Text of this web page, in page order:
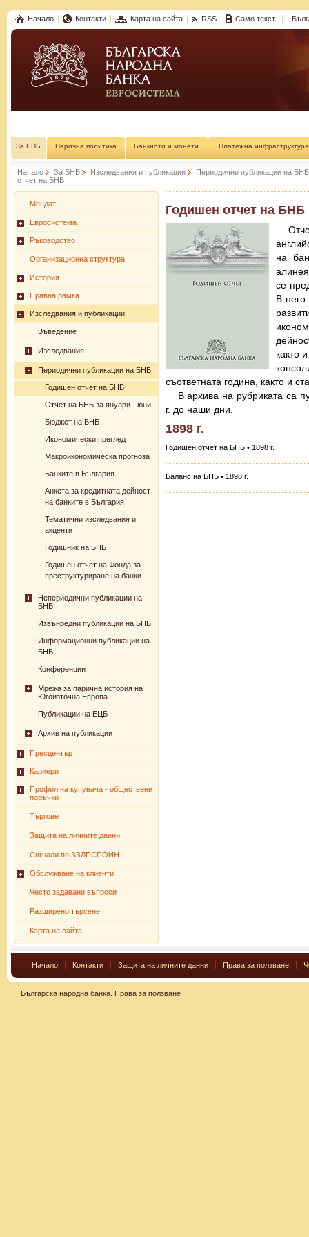
Начало Контакти Карта на сайта RSS Само текст
За БНБ Парична политика Банкноти и монети Платежна инфраструктура
Начало За БНБ Изследвания и публикации
Периодични публикации на БНБ
отчет на БНБ
Мандат
Евросистема
Ръководство
Организационна структура
История
Правна рамка
Изследвания и публикации
Въведение
Изследвания
Периодични публикации на БНБ
Годишен отчет на БНБ
Отчет на БНБ за януари - юни
Бюджет на БНБ
Икономически преглед
Макроикономическа прогноза
Банките в България
Анкета за кредитната дейност
на банките в България
Тематични изследвания и
акценти
Годишник на БНБ
Годишен отчет на Фонда за
преструктуриране на банки
Непериодични публикации на
БНБ
Извънредни публикации на БНБ
Информационни публикации на
БНБ
Конференции
Мрежа за парична история на
Югоизточна Европа
Публикации на ЕЦБ
Архив на публикации
Пресцентър
Кариери
Профил на купувача - обществени
поръчки
Търгове
Защита на личните данни
Сигнали по ЗЗЛПСПОИН
Обслужване на клиенти
Често задавани въпроси
Разширено търсене
Карта на сайта
Годишен отчет на БНБ
на
се
В
както
съответната година, както и
В архива на рубриката са
г. до наши дни.
1898 г.
Годишен отчет на БНБ • 1898 г.
Баланс на БНБ • 1898 г.
Начало Контакти Защита на личните данни Права за ползване
Българска народна банка. Права за ползване